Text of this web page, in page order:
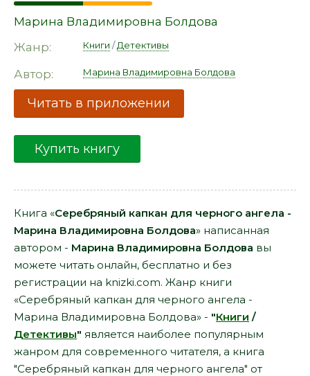
Марина Владимировна Болдова
Жанр:
Книги /Детективы
Автор: Марина Владимировна Болдова
Читать в приложении
Купить книгу
Книга «Серебряный капкан для черного ангела -
Марина Владимировна Болдова» написанная
автором - Марина Владимировна Болдова вы
можете читать онлайн, бесплатно и без
регистрации на knizki.com. Жанр книги
«Серебряный капкан для черного ангела -
Марина Владимировна Болдова» - "Книги /
Детективы" является наиболее популярным
жанром для современного читателя, а книга
"Серебряный капкан для черного ангела" от